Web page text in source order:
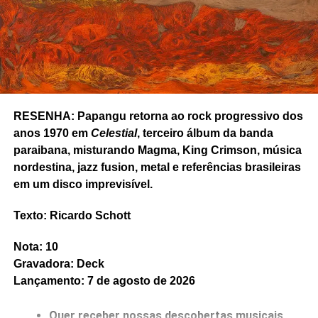
Gostou do texto? Seu apoio mantém o Pop
Fantasma funcionando todo dia.Apoie aqui.
E se ainda não assinou, dá tempo:assine a
newslettere receba nossos posts direto no e-
mail.
RELATED TOPICS: BEN BAUERMEISTER
NATALIE HOFFMANN
RELENTLESS METAMORPHOSIS
RICARDO SCHOTT
RESENHA: Papangu retorna ao rock progressivo dos
anos 1970 em Celestial, terceiro álbum da banda
paraibana, misturando Magma, King Crimson, música
nordestina, jazz fusion, metal e referências brasileiras
em um disco imprevisível.
Texto: Ricardo Schott
Nota: 10
Gravadora: Deck
Lançamento: 7 de agosto de 2026